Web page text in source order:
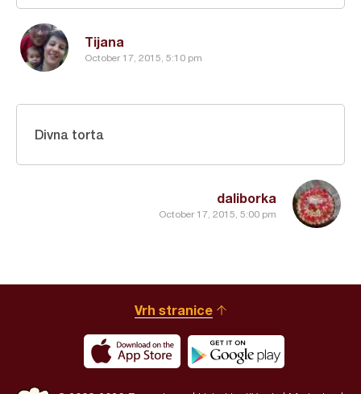
Tijana
October 17, 2015, 5:10 pm
daliborka
October 17, 2015, 5:00 pm
Divna torta
Vrh stranice